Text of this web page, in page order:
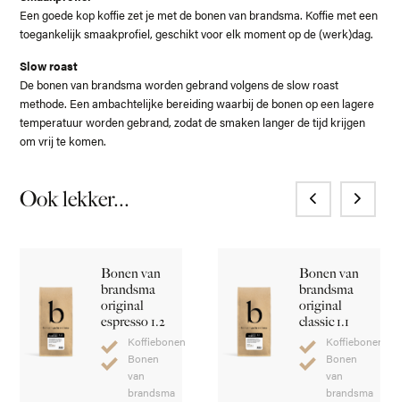
Een goede kop koffie zet je met de bonen van brandsma. Koffie met een
toegankelijk smaakprofiel, geschikt voor elk moment op de (werk)dag.
Slow roast
De bonen van brandsma worden gebrand volgens de slow roast
methode. Een ambachtelijke bereiding waarbij de bonen op een lagere
temperatuur worden gebrand, zodat de smaken langer de tijd krijgen
om vrij te komen.
Ook lekker...
Bonen van
brandsma
original
espresso 1.2
Koffiebonen
Bonen
van
brandsma
Bonen van
brandsma
original
classic 1.1
Koffiebonen
Bonen
van
brandsma